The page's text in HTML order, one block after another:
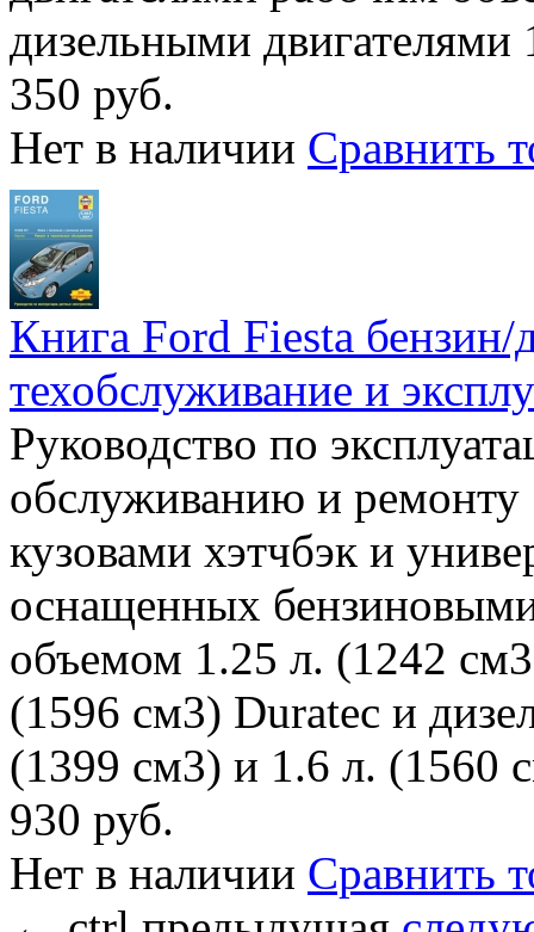
дизельными двигателями
350 руб.
Нет в наличии Сравнить
Книга Ford Fiesta бензин/
техобслуживание и
Руководство по
обслуживанию и
кузовами хэтчбэк и
оснащенных
объемом 1.25 л. (1242
(1596 см3) Duratec и
(1399 см3) и 1.6 л. (1560
930 руб.
Нет в наличии Сравнить